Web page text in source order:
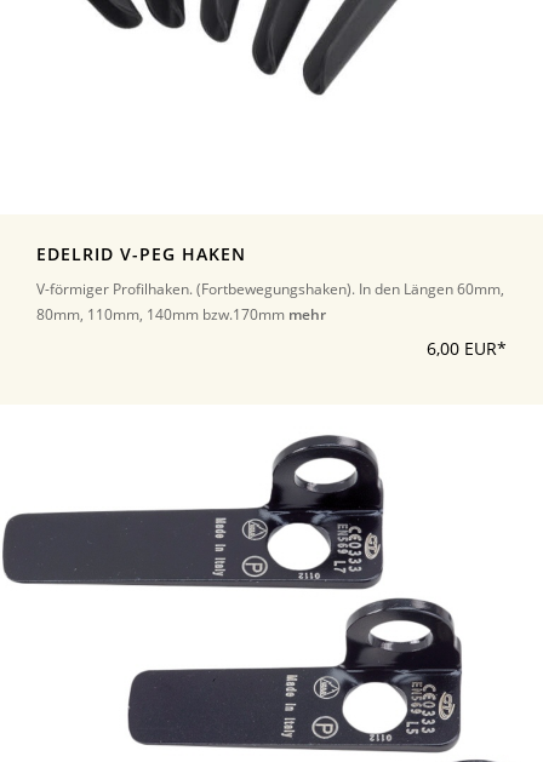
EDELRID V-PEG HAKEN
V-förmiger Profilhaken. (Fortbewegungshaken). In den Längen 60mm,
80mm, 110mm, 140mm bzw.170mm mehr
6,00 EUR*